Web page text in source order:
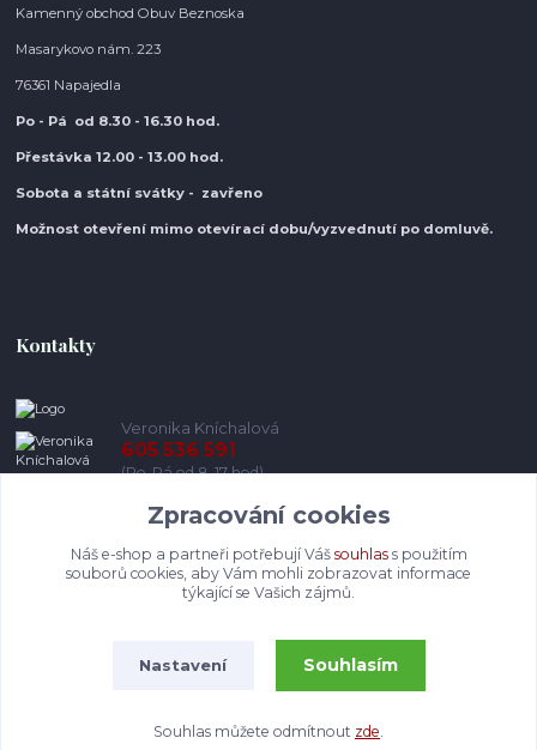
Kamenný obchod Obuv Beznoska
Masarykovo nám. 223
76361 Napajedla
Po - Pá od 8.30 - 16.30 hod.
Přestávka 12.00 - 13.00 hod.
Sobota a státní svátky - zavřeno
Možnost otevření mimo otevírací dobu/vyzvednutí po domluvě.
Kontakty
Veronika Kníchalová
605 536 591
(Po-Pá od 8-17 hod)
info@pohodlneboty.cz
Vytvořeno na
Eshop-rychle.cz
Zpracování cookies
Náš e-shop a partneři potřebují Váš souhlass použitím
souborů cookies, aby Vám mohli zobrazovat informace
týkající se Vašich zájmů.
Nastavení Souhlasím
Souhlas můžete odmítnout zde